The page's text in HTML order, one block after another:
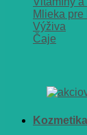
Mlieka
Výživa
Čaje
Kozmetika